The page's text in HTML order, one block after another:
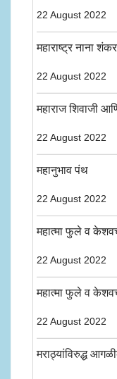
22 August 2022
महाराष्ट्र नाना
22 August 2022
महाराज शिवाजी
22 August 2022
महानुभाव पंथ
22 August 2022
महात्मा फुले व
22 August 2022
महात्मा फुले व
22 August 2022
मराठ्यांविरुद्ध